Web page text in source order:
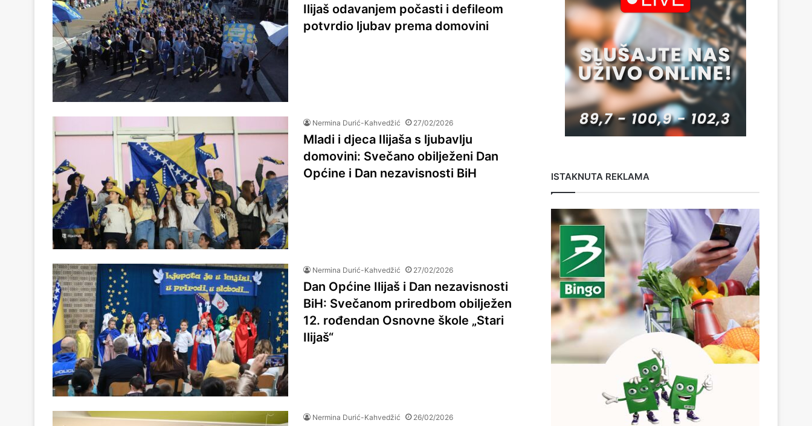
Ilijaš odavanjem počasti i defileom
potvrdio ljubav prema domovini
Nermina Durić-Kahvedžić 27/02/2026
Mladi i djeca Ilijaša s ljubavlju
domovini: Svečano obilježeni Dan
Općine i Dan nezavisnosti BiH
Nermina Durić-Kahvedžić 27/02/2026
Dan Općine Ilijaš i Dan nezavisnosti
BiH: Svečanom priredbom obilježen
12. rođendan Osnovne škole „Stari
Ilijaš“
Nermina Durić-Kahvedžić 26/02/2026
ISTAKNUTA REKLAMA